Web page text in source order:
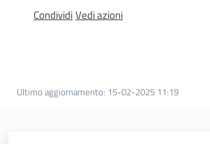
Assemblea
CondividiVedi azioni
Ultimo aggiornamento: 15-02-2025 11:19